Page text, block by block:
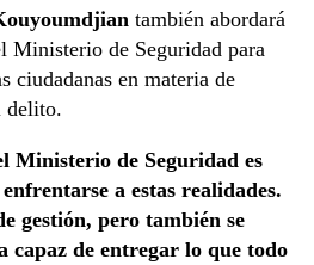
también abordará
Ministerio de Seguridad para
ciudadanas en materia de
delito.
Ministerio de Seguridad es
a estas realidades.
gestión, pero también se
capaz de entregar lo que todo